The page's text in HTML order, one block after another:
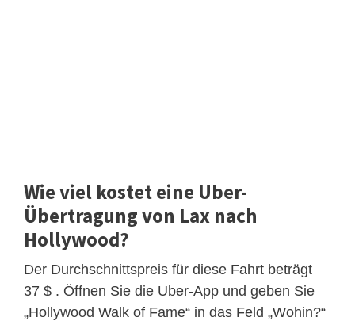
Wie viel kostet eine Uber-
Übertragung von Lax nach
Hollywood?
Der Durchschnittspreis für diese Fahrt beträgt
37 $ . Öffnen Sie die Uber-App und geben Sie
„Hollywood Walk of Fame“ in das Feld „Wohin?“